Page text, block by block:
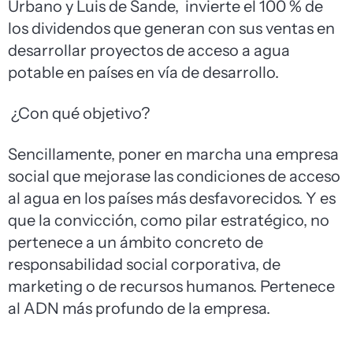
Urbano y Luis de Sande, invierte el 100 % de
los dividendos que generan con sus ventas en
desarrollar proyectos de acceso a agua
potable en países en vía de desarrollo.
¿Con qué objetivo?
Sencillamente, poner en marcha una empresa
social que mejorase las condiciones de acceso
al agua en los países más desfavorecidos. Y es
que la convicción, como pilar estratégico, no
pertenece a un ámbito concreto de
responsabilidad social corporativa, de
marketing o de recursos humanos. Pertenece
al ADN más profundo de la empresa.